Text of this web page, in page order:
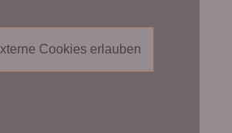
Cookies erlauben